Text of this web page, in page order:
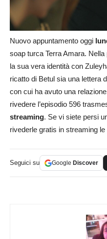
Nuovo appuntamento oggi
soap turca Terra Amara.
la sua vera identità con
ricatto di Betul sia una lettera
con cui ha avuto una
rivedere l’episodio 596
streaming. Se vi siete persi
rivederle gratis in streaming
Seguici su Google Discover